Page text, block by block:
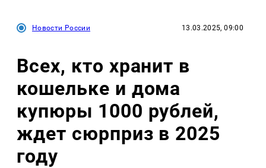
Новости России 13.03.2025, 09:00
Всех, кто хранит в
кошельке и дома
купюры 1000 рублей,
ждет сюрприз в 2025
году